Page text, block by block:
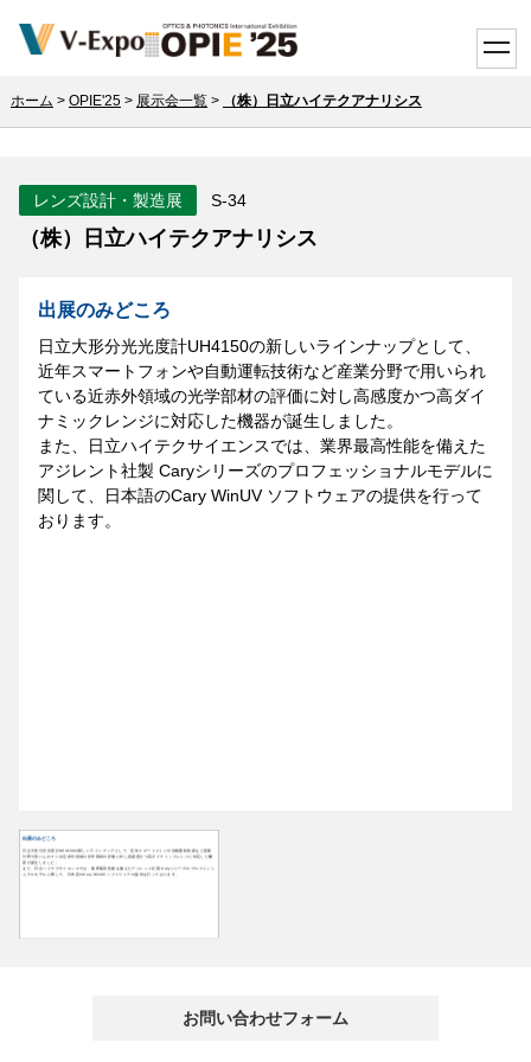
ホーム > OPIE'25> 展示会一覧> （株）日立ハイテクアナリシス
レンズ設計・製造展 S-34
（株）日立ハイテクアナリシス
出展のみどころ
日立大形分光光度計UH4150の新しいラインナップとして、
近年スマートフォンや自動運転技術など産業分野で用いられ
ている近赤外領域の光学部材の評価に対し高感度かつ高ダイ
ナミックレンジに対応した機器が誕生しました。
また、日立ハイテクサイエンスでは、業界最高性能を備えた
アジレント社製 Caryシリーズのプロフェッショナルモデルに
関して、日本語のCary WinUV ソフトウェアの提供を行って
おります。
出展のみどころ
日立大形分光光度計UH4150の新しいラインナップとして、近年スマートフォンや自動運転技術など産業
分野で用いられている近赤外領域の光学部材の評価に対し高感度かつ高ダイナミックレンジに対応した機
器が誕生しました。
また、日立ハイテクサイエンスでは、業界最高性能を備えたアジレント社製 Caryシリーズのプロフェッシ
ョナルモデルに関して、日本語のCary WinUV ソフトウェアの提供を行っております。
お問い合わせフォーム